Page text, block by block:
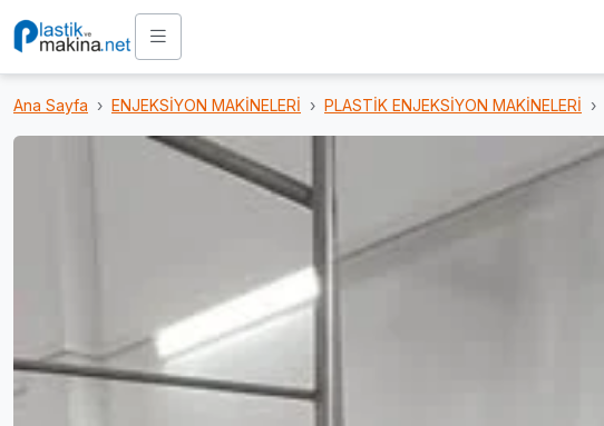
Ana Sayfa ENJEKSİYON MAKİNELERİ PLASTİK ENJEKSİYON MAKİNELERİ